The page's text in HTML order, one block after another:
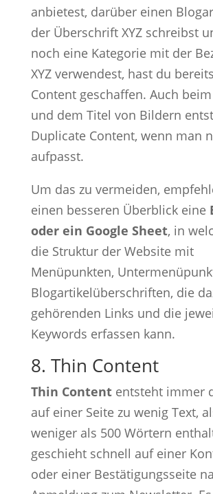
anbietest, darüber einen
der Überschrift XYZ schreibst
noch eine Kategorie mit der
XYZ verwendest, hast du
Content geschaffen. Auch
und dem Titel von Bildern
Duplicate Content, wenn man
aufpasst.
Um das zu vermeiden,
einen besseren Überblick eine
oder ein Google Sheet, in
die Struktur der Website mit
Menüpunkten,
Blogartikelüberschriften, die
gehörenden Links und die
Keywords erfassen kann.
8. Thin Content
Thin Contententsteht immer
auf einer Seite zu wenig Text,
weniger als 500 Wörtern
geschieht schnell auf einer
oder einer Bestätigungsseite